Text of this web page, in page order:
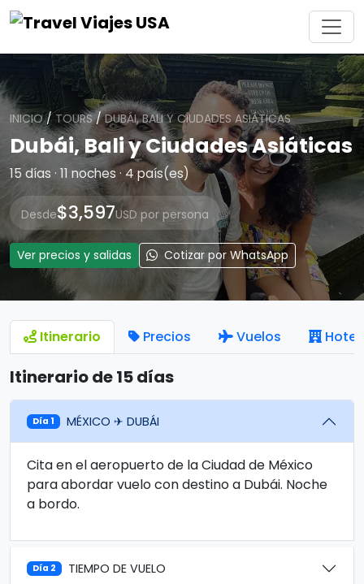
INICIO/TOURS/DUBÁI, BALI Y CIUDADES ASIÁTICAS
Dubái, Bali y Ciudades Asiáticas
15 días · 11 noches · 4 país(es)
Desde$3,597USD por persona
Ver precios y salidas Cotizar por WhatsApp
Itinerario Precios Vuelos
Itinerario de 15 días
Día 1 MÉXICO ✈ DUBÁI
Cita en el aeropuerto de la Ciudad de México
para abordar vuelo con destino a Dubái. Noche
a bordo.
Día 2 TIEMPO DE VUELO